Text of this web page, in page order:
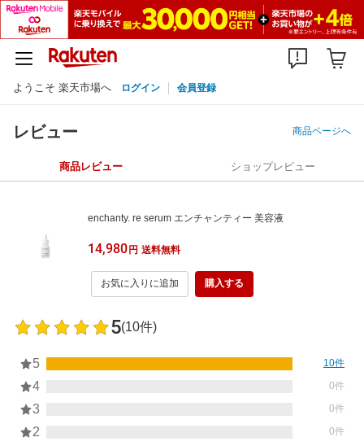
ようこそ 楽天市場へ ログイン 会員登録
レビュー 商品ページへ
商品レビュー ショップレビュー
enchanty. re serum エンチャンティー 美容液
14,980円 送料無料
お気に入りに追加 購入する
5(10件)
5 10件
4 0件
3 0件
2 0件